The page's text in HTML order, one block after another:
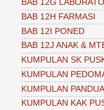
BAB 12G
BAB 12H FARMASI
BAB 12I PONED
BAB 12J ANAK &
KUMPULAN SK
KUMPULAN
KUMPULAN
KUMPULAN KAK